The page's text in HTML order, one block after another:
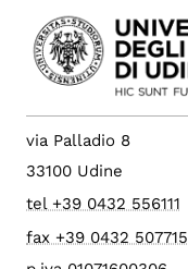
via Palladio 8
33100 Udine
tel +39 0432 556111
fax +39 0432 507715